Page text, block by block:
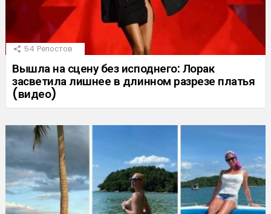
54 Репостов
Вышла на сцену без исподнего: Лорак
засветила лишнее в длинном разрезе платья
(видео)